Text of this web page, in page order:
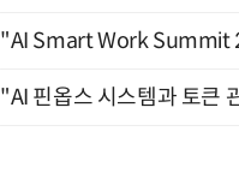
"AI Smart Work Summit
"AI 핀옵스 시스템과 토큰